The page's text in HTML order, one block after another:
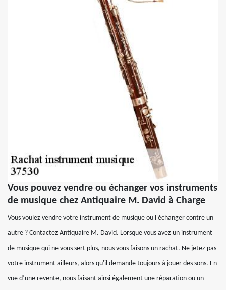
Vous pouvez vendre ou échanger vos instruments
de musique chez Antiquaire M. David à Charge
Vous voulez vendre votre instrument de musique ou l'échanger contre un
autre ? Contactez Antiquaire M. David. Lorsque vous avez un instrument
de musique qui ne vous sert plus, nous vous faisons un rachat. Ne jetez pas
votre instrument ailleurs, alors qu'il demande toujours à jouer des sons. En
vue d’une revente, nous faisant ainsi également une réparation ou un